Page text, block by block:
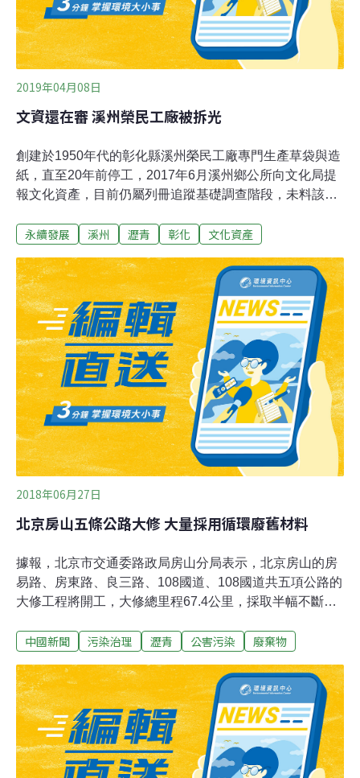
2019年04月08日
文資還在審 溪州榮民工廠被拆光
創建於1950年代的彰化縣溪州榮民工廠專門生產草袋與造
紙，直至20年前停工，2017年6月溪州鄉公所向文化局提
報文化資產，目前仍屬列冊追蹤基礎調查階段，未料該工
為平地。榮民工程公司彰化預鑄工廠佔地14公頃，曾是國
月，其土地與地上物賣給瀝青公司，11月辦理過戶，2019
年3月就遭拆除。文化局長張雀芬表示獲報後感到震驚，
將依文資法及等相關法令追究相關人員責任，依「文化資
產保存法」及「暫定古蹟條件及程序辦法」規定決議將全
區逕列為暫定古蹟，並請廠商立即停工。
永續發展 溪州 瀝青 彰化 文化資產
2018年06月27日
北京房山五條公路大修 大量採用循環廢舊材料
據報，北京市交通委路政局房山分局表示，北京房山的房
易路、房東路、良三路、108國道、108國道共五項公路的
大修工程將開工，大修總里程67.4公里，採取半幅不斷路
青，冷、熱再生瀝青等新材料、新工藝。今（2018）年這
畫回收廢舊瀝青混合料10.8萬噸。廢舊瀝青回收率達到
98%，最大限度的保障了廢舊材料的循環利用。例如房東
路採用水泥穩定碎石就地冷再生施工技術、泡沫瀝青就地
冷再生和乳化瀝青就地冷再生施工技術，舊路材料利用率
達到100%。
中國新聞 污染治理 瀝青 公害污染 廢棄物